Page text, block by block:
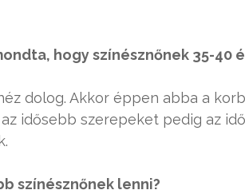
hogy színésznőnek 35-40
dolog. Akkor éppen abba a
idősebb szerepeket pedig az
színésznőnek lenni?